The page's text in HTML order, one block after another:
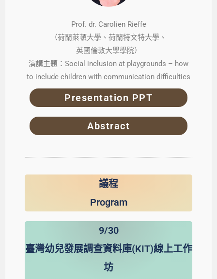
Prof. dr. Carolien Rieffe
（荷蘭萊頓大學、荷蘭特文特大學、
英國倫敦大學學院）
演講主題：Social inclusion at playgrounds – how
to include children with communication difficulties
Presentation PPT
Abstract
議程
Program
9/30
臺灣幼兒發展調查資料庫(KIT)線上工作
坊